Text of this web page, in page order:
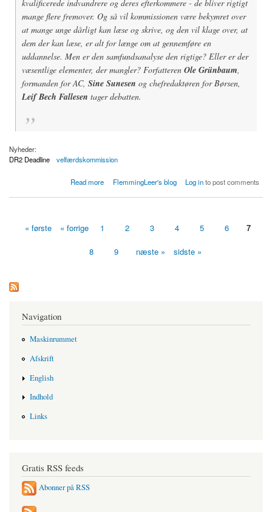
kvalificerede indvandrere og deres efterkommere - de bliver rigtigt
mange flere fremover. Og så vil kommissionen være bekymret over
at mange unge dårligt kan læse og skrive, og den vil klage over, at
dem der kan læse, er alt for længe om at gennemføre en
uddannelse. Men er den samfundsanalyse den rigtige? Eller er der
væsentlige elementer, der mangler? Forfatteren Ole Grünbaum,
formanden for AC, Sine Sunesen og chefredaktøren for Børsen,
Leif Bech Fallesen tager debatten.
Nyheder:
DR2 Deadline
velfærdskommission
Read more
about Fremtidens velfærd til debat FlemmingLeer's blog Log into post comments
« første « forrige 1 2 3 4 5 6 7
8 9 næste » sidste »
Navigation
Maskinrummet
Afskrift
English
Indhold
Links
Gratis RSS feeds
Abonner på RSS